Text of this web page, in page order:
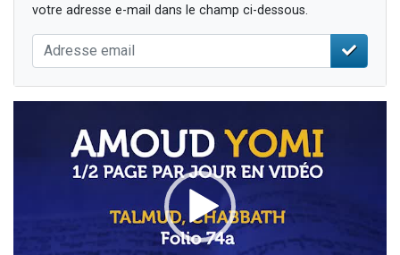
votre adresse e-mail dans le champ ci-dessous.